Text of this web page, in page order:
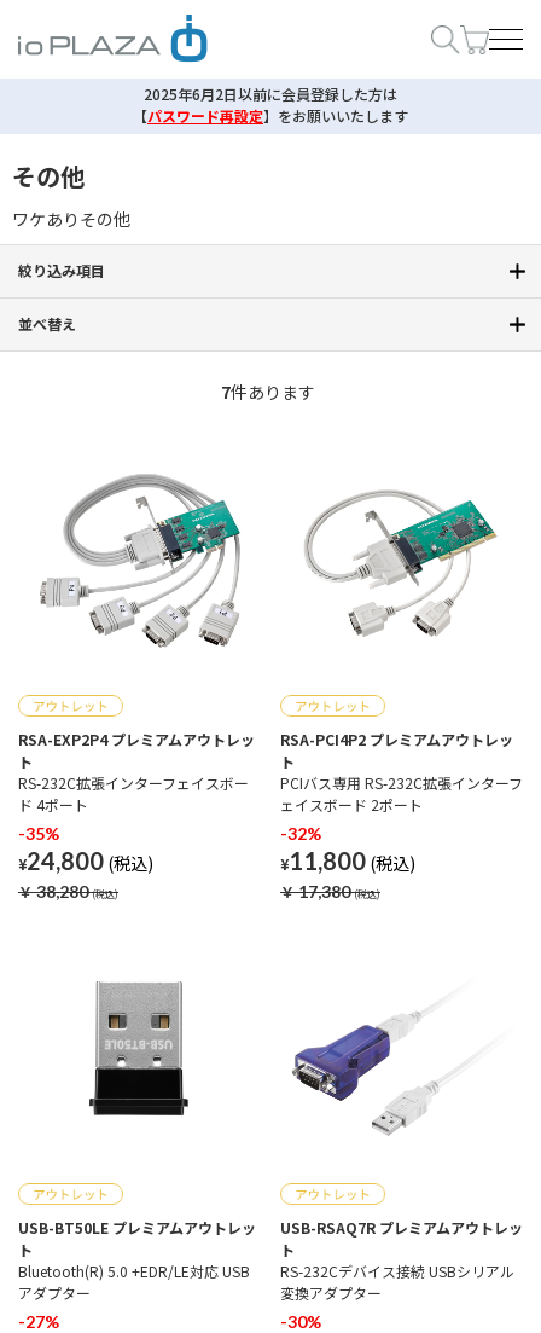
2025年6月2日以前に会員登録した方は
【パスワード再設定】 をお願いいたします
その他
ワケありその他
絞り込み項目
並べ替え
7件あります
RSA-EXP2P4 プレミアムアウトレッ
ト
RS-232C拡張インターフェイスボー
ド 4ポート
-35%
¥24,800
￥38,280
RSA-PCI4P2 プレミアムアウトレッ
ト
PCIバス専用 RS-232C拡張インターフ
ェイスボード 2ポート
-32%
¥11,800
￥17,380
USB-BT50LE プレミアムアウトレッ
ト
Bluetooth(R) 5.0 +EDR/LE対応 USB
アダプター
-27%
USB-RSAQ7R プレミアムアウトレッ
ト
RS-232Cデバイス接続 USBシリアル
変換アダプター
-30%